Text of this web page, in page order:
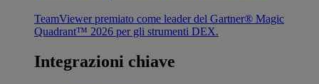
TeamViewer premiato come leader del Gartner® Magic
Quadrant™ 2026 per gli strumenti DEX.
Integrazioni chiave